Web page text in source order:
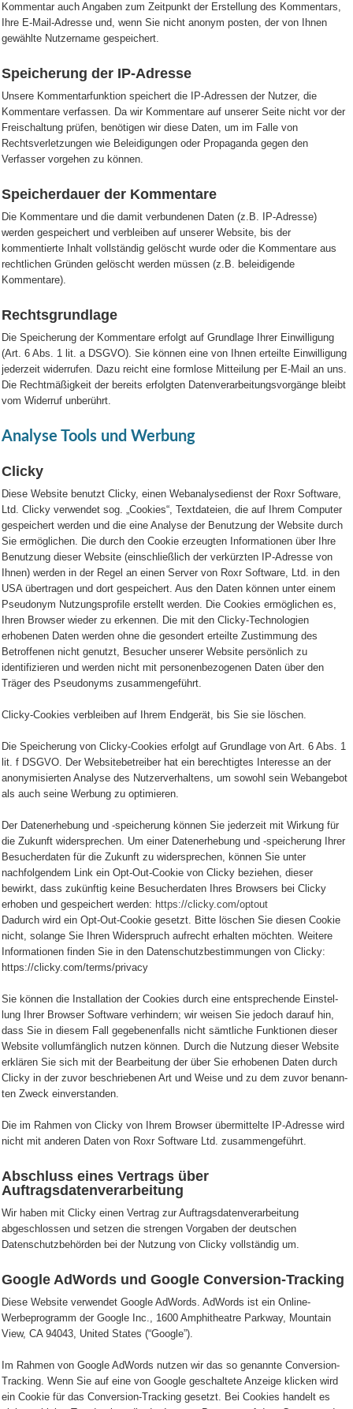
Kommentar auch Angaben zum Zeitpunkt der Erstellung des Kommentars,
Ihre E-Mail-Adresse und, wenn Sie nicht anonym posten, der von Ihnen
gewählte Nutzername gespeichert.
Speicherung der IP-Adresse
Unsere Kommentarfunktion speichert die IP-Adressen der Nutzer, die
Kommentare verfassen. Da wir Kommentare auf unserer Seite nicht vor der
Freischaltung prüfen, benötigen wir diese Daten, um im Falle von
Rechtsverletzungen wie Beleidigungen oder Propaganda gegen den
Verfasser vorgehen zu können.
Speicherdauer der Kommentare
Die Kommentare und die damit verbundenen Daten (z.B. IP-Adresse)
werden gespeichert und verbleiben auf unserer Website, bis der
kommentierte Inhalt vollständig gelöscht wurde oder die Kommentare aus
rechtlichen Gründen gelöscht werden müssen (z.B. beleidigende
Kommentare).
Rechtsgrundlage
Die Speicherung der Kommentare erfolgt auf Grundlage Ihrer Einwilligung
(Art. 6 Abs. 1 lit. a DSGVO). Sie können eine von Ihnen erteilte Einwilligung
jederzeit widerrufen. Dazu reicht eine formlose Mitteilung per E-Mail an uns.
Die Rechtmäßigkeit der bereits erfolgten Datenverarbeitungsvorgänge bleibt
vom Widerruf unberührt.
Analyse Tools und Werbung
Clicky
Diese Website benutzt Clicky, einen Webanalysedienst der Roxr Soft­ware,
Ltd. Clicky verwendet sog. „Cookies“, Textdateien, die auf Ihrem Computer
gespeichert werden und die eine Analyse der Benutzung der Website durch
Sie ermöglichen. Die durch den Cookie erzeugten Informationen über Ihre
Benutzung dieser Website (einschließlich der verkürzten IP-Adresse von
Ihnen) werden in der Regel an einen Server von Roxr Software, Ltd. in den
USA übertragen und dort gespeichert. Aus den Daten können unter einem
Pseudonym Nutzungsprofile erstellt werden. Die Cookies ermöglichen es,
Ihren Browser wieder zu erkennen. Die mit den Clicky-Technologien
erhobenen Daten werden ohne die gesondert erteilte Zustimmung des
Betroffenen nicht genutzt, Besucher unserer Website persönlich zu
identifizieren und werden nicht mit personenbezogenen Daten über den
Träger des Pseudonyms zusammengeführt.
Clicky-Cookies verbleiben auf Ihrem Endgerät, bis Sie sie löschen.
Die Speicherung von Clicky-Cookies erfolgt auf Grundlage von Art. 6 Abs. 1
lit. f DSGVO. Der Websitebetreiber hat ein berechtigtes Interesse an der
anonymisierten Analyse des Nutzerverhaltens, um sowohl sein Webangebot
als auch seine Werbung zu optimieren.
Der Datenerhebung und -speicherung können Sie jederzeit mit Wirkung für
die Zukunft widersprechen. Um einer Datenerhebung und -speicherung Ihrer
Besucherdaten für die Zukunft zu widersprechen, können Sie unter
nachfolgendem Link ein Opt-Out-Cookie von Clicky beziehen, dieser
bewirkt, dass zukünftig keine Besucherdaten Ihres Browsers bei Clicky
erhoben und gespeichert werden: https://clicky.com/optout
Dadurch wird ein Opt-Out-Cookie gesetzt. Bitte löschen Sie diesen Cookie
nicht, solange Sie Ihren Widerspruch aufrecht erhalten möchten. Weitere
Informationen finden Sie in den Datenschutzbestimmungen von Clicky:
https://clicky.com/terms/privacy
Sie kön­nen die Instal­la­tion der Coo­kies durch eine ent­spre­chende Ein­stel­
lung Ihrer Brow­ser Soft­ware ver­hin­dern; wir wei­sen Sie jedoch dar­auf hin,
dass Sie in die­sem Fall gege­be­nen­falls nicht sämt­li­che Funk­tio­nen die­ser
Web­site voll­um­fäng­lich nut­zen kön­nen. Durch die Nut­zung die­ser Web­site
erklä­ren Sie sich mit der Bear­bei­tung der über Sie erho­be­nen Daten durch
Cli­cky in der zuvor beschrie­be­nen Art und Weise und zu dem zuvor benann­
ten Zweck ein­ver­stan­den.
Die im Rahmen von Clicky von Ihrem Browser übermittelte IP-Adresse wird
nicht mit anderen Daten von Roxr Software Ltd. zusammengeführt.
Abschluss eines Vertrags über
Auftragsdatenverarbeitung
Wir haben mit Clicky einen Vertrag zur Auftragsdatenverarbeitung
abgeschlossen und setzen die strengen Vorgaben der deutschen
Datenschutzbehörden bei der Nutzung von Clicky vollständig um.
Google AdWords und Google Conversion-Tracking
Diese Website verwendet Google AdWords. AdWords ist ein Online-
Werbeprogramm der Google Inc., 1600 Amphitheatre Parkway, Mountain
View, CA 94043, United States (“Google”).
Im Rahmen von Google AdWords nutzen wir das so genannte Conversion-
Tracking. Wenn Sie auf eine von Google geschaltete Anzeige klicken wird
ein Cookie für das Conversion-Tracking gesetzt. Bei Cookies handelt es